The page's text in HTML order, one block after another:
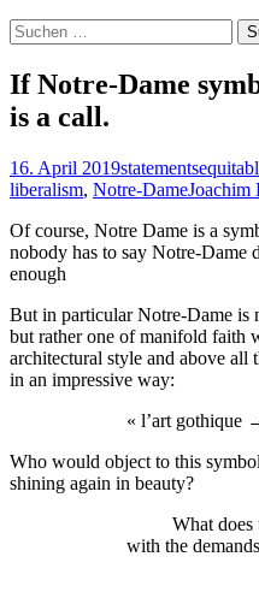
Suchen
nach:
If Notre-Dame
is a call.
16. April 2019statements
liberalism, Notre-DameJoachim
Of course, Notre Dame is a
nobody has to say Notre-Dame
enough
But in particular Notre-Dame is
but rather one of manifold faith
architectural style and above all
in an impressive way:
« l’art gothique
Who would object to this symbol
shining again in beauty?
What does
with the